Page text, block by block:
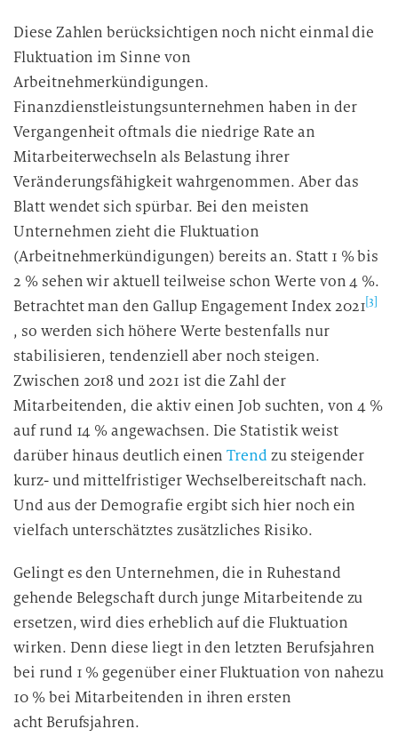
Diese Zahlen berücksichtigen noch nicht einmal die
Fluktuation im Sinne von
Arbeitnehmerkündigungen.
Finanzdienstleistungsunternehmen haben in der
Vergangenheit oftmals die niedrige Rate an
Mitarbeiterwechseln als Belastung ihrer
Veränderungsfähigkeit wahrgenommen. Aber das
Blatt wendet sich spürbar. Bei den meisten
Unternehmen zieht die Fluktuation
(Arbeitnehmerkündigungen) bereits an. Statt 1 % bis
2 % sehen wir aktuell teilweise schon Werte von 4 %.
Betrachtet man den Gallup Engagement Index 2021[3]
, so werden sich höhere Werte bestenfalls nur
stabilisieren, tendenziell aber noch steigen.
Zwischen 2018 und 2021 ist die Zahl der
Mitarbeitenden, die aktiv einen Job suchten, von 4 %
auf rund 14 % angewachsen. Die Statistik weist
darüber hinaus deutlich einenTrend zu steigender
kurz- und mittelfristiger Wechselbereitschaft nach.
Und aus der Demografie ergibt sich hier noch ein
vielfach unterschätztes zusätzliches Risiko.
Gelingt es den Unternehmen, die in Ruhestand
gehende Belegschaft durch junge Mitarbeitende zu
ersetzen, wird dies erheblich auf die Fluktuation
wirken. Denn diese liegt in den letzten Berufsjahren
bei rund 1 % gegenüber einer Fluktuation von nahezu
10 % bei Mitarbeitenden in ihren ersten
acht Berufsjahren.